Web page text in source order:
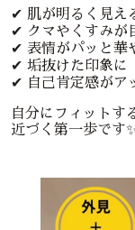
✔ 肌が明るく見え
✔ クマやくすみが
✔ 表情がパッと華
✔ 垢抜けた印象に
✔ 自己肯定感がア
自分にフィットす
近づく第一歩です